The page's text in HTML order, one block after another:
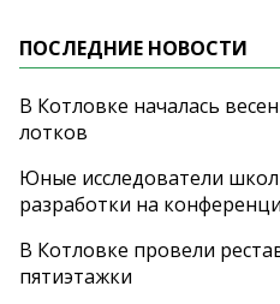
ПОСЛЕДНИЕ НОВОСТИ
В Котловке началась
лотков
Юные исследователи
разработки на
В Котловке провели
пятиэтажки